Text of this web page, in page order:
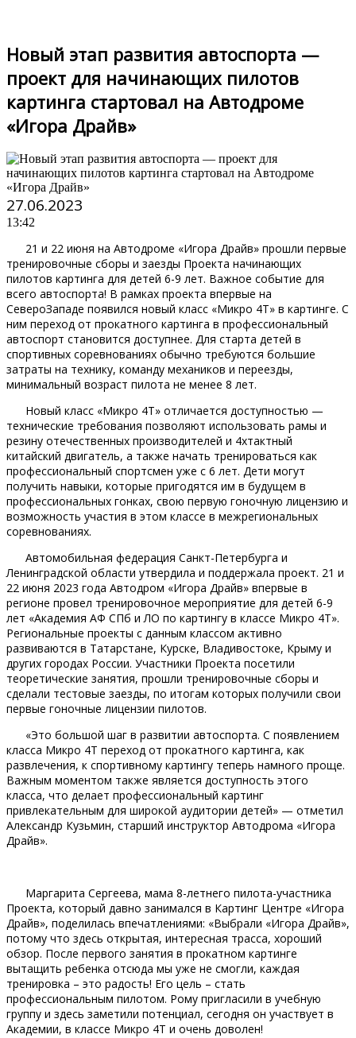
Новый этап развития автоспорта —
проект для начинающих пилотов
картинга стартовал на Автодроме
«Игора Драйв»
27.06.2023
13:42
21 и 22 июня на Автодроме «Игора Драйв» прошли первые
тренировочные сборы и заезды Проекта начинающих
пилотов картинга для детей 6-9 лет. Важное событие для
всего автоспорта! В рамках проекта впервые на
СевероЗападе появился новый класс «Микро 4Т» в картинге. С
ним переход от прокатного картинга в профессиональный
автоспорт становится доступнее. Для старта детей в
спортивных соревнованиях обычно требуются большие
затраты на технику, команду механиков и переезды,
минимальный возраст пилота не менее 8 лет.
Новый класс «Микро 4Т» отличается доступностью —
технические требования позволяют использовать рамы и
резину отечественных производителей и 4хтактный
китайский двигатель, а также начать тренироваться как
профессиональный спортсмен уже с 6 лет. Дети могут
получить навыки, которые пригодятся им в будущем в
профессиональных гонках, свою первую гоночную лицензию и
возможность участия в этом классе в межрегиональных
соревнованиях.
Автомобильная федерация Санкт-Петербурга и
Ленинградской области утвердила и поддержала проект. 21 и
22 июня 2023 года Автодром «Игора Драйв» впервые в
регионе провел тренировочное мероприятие для детей 6-9
лет «Академия АФ СПб и ЛО по картингу в классе Микро 4Т».
Региональные проекты с данным классом активно
развиваются в Татарстане, Курске, Владивостоке, Крыму и
других городах России. Участники Проекта посетили
теоретические занятия, прошли тренировочные сборы и
сделали тестовые заезды, по итогам которых получили свои
первые гоночные лицензии пилотов.
«Это большой шаг в развитии автоспорта. С появлением
класса Микро 4Т переход от прокатного картинга, как
развлечения, к спортивному картингу теперь намного проще.
Важным моментом также является доступность этого
класса, что делает профессиональный картинг
привлекательным для широкой аудитории детей» — отметил
Александр Кузьмин, старший инструктор Автодрома «Игора
Драйв».
Маргарита Сергеева, мама 8-летнего пилота-участника
Проекта, который давно занимался в Картинг Центре «Игора
Драйв», поделилась впечатлениями: «Выбрали «Игора Драйв»,
потому что здесь открытая, интересная трасса, хороший
обзор. После первого занятия в прокатном картинге
вытащить ребенка отсюда мы уже не смогли, каждая
тренировка – это радость! Его цель – стать
профессиональным пилотом. Рому пригласили в учебную
группу и здесь заметили потенциал, сегодня он участвует в
Академии, в классе Микро 4Т и очень доволен!